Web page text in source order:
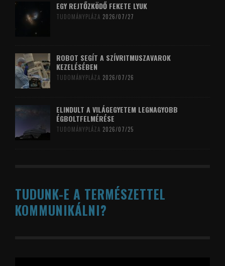
EGY REJTŐZKÖDŐ FEKETE LYUK
TUDOMÁNYPLÁZA 2026/07/27
ROBOT SEGÍT A SZÍVRITMUSZAVAROK
KEZELÉSÉBEN
TUDOMÁNYPLÁZA 2026/07/26
ELINDULT A VILÁGEGYETEM LEGNAGYOBB
ÉGBOLTFELMÉRÉSE
TUDOMÁNYPLÁZA 2026/07/25
TUDUNK-E A TERMÉSZETTEL
KOMMUNIKÁLNI?